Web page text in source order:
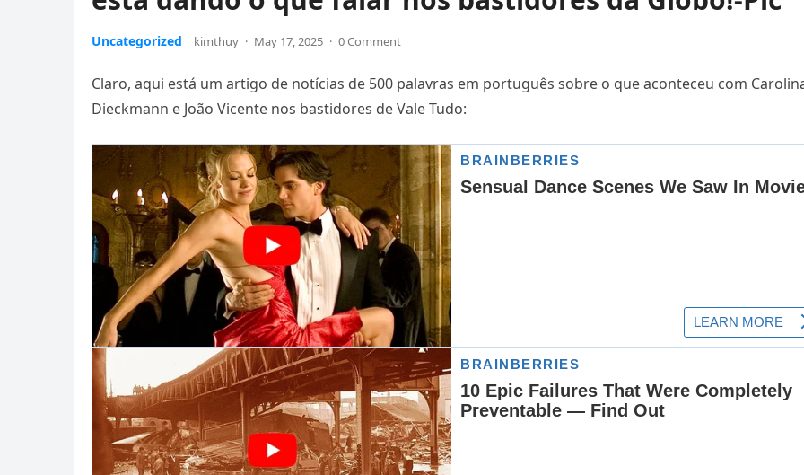
Uncategorized kimthuy · May 17, 2025 · 0 Comment
Claro, aqui está um artigo de notícias de 500 palavras em português sobre o que aconteceu com
Dieckmann e João Vicente nos bastidores de Vale Tudo: